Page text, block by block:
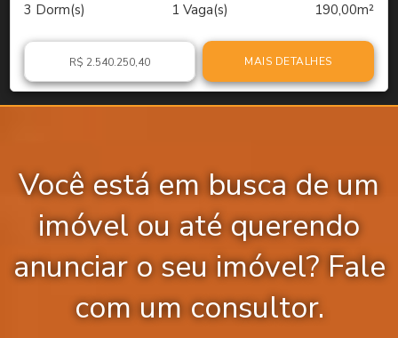
3 Dorm(s) 1 Vaga(s) 190,00m²
R$ 2.540.250,40 MAIS DETALHES
Você está em busca de um
imóvel ou até querendo
anunciar o seu imóvel? Fale
com um consultor.